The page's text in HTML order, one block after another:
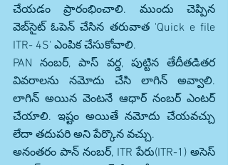
చేయడం ప్రారంభించాలి. ముందు చెప్పిన
వెబ్‌సైట్ ఓపెన్ చేసిన తరువాత 'Quick e file
ITR- 4S' ఎంపిక చేసుకోవాలి.
PAN నంబర్, పాస్ వర్డ, పుట్టిన తేదీతడితర
వివరాలను నమోదు చేసి లాగిన్ అవ్వాలి.
లాగిన్ అయిన వెంటనే ఆధార్ నంబర్ ఎంటర్
చేయాలి. ఇష్టం అయితే నమోదు చేయవచ్చు
లేదా తదుపరి అని పేర్కొన వచ్చు.
అనంతరం పాన్ నంబర్, ITR పేరు(ITR-1) అసెస్